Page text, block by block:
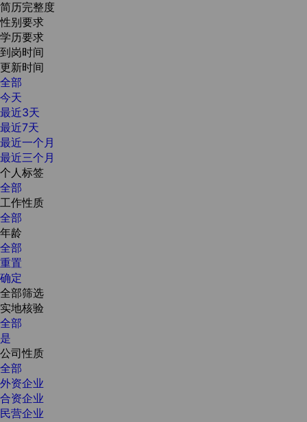
简历完整度
性别要求
学历要求
到岗时间
更新时间
全部
今天
最近3天
最近7天
最近一个月
最近三个月
个人标签
全部
工作性质
全部
年龄
全部
重置
确定
全部筛选
实地核验
全部
是
公司性质
全部
外资企业
合资企业
民营企业